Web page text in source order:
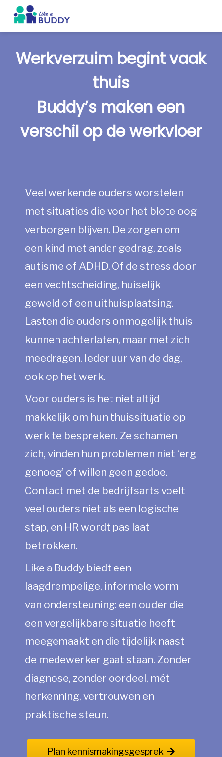
Werkverzuim begint vaak
thuis
Buddy’s maken een
verschil op de werkvloer
Veel werkende ouders worstelen
met situaties die voor het blote oog
verborgen blijven. De zorgen om
een kind met ander gedrag, zoals
autisme of ADHD. Of de stress door
een vechtscheiding, huiselijk
geweld of een uithuisplaatsing.
Lasten die ouders onmogelijk thuis
kunnen achterlaten, maar met zich
meedragen. Ieder uur van de dag,
ook op het werk.
Voor ouders is het niet altijd
makkelijk om hun thuissituatie op
werk te bespreken. Ze schamen
zich, vinden hun problemen niet ‘erg
genoeg’ of willen geen gedoe.
Contact met de bedrijfsarts voelt
veel ouders niet als een logische
stap, en HR wordt pas laat
betrokken.
Like a Buddy biedt een
laagdrempelige, informele vorm
van ondersteuning: een ouder die
een vergelijkbare situatie heeft
meegemaakt en die tijdelijk naast
de medewerker gaat staan. Zonder
diagnose, zonder oordeel, mét
herkenning, vertrouwen en
praktische steun.
Plan kennismakingsgesprek